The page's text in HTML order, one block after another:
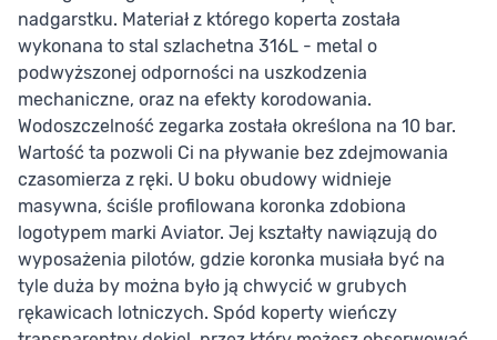
nadgarstku. Materiał z którego koperta została
wykonana to stal szlachetna 316L - metal o
podwyższonej odporności na uszkodzenia
mechaniczne, oraz na efekty korodowania.
Wodoszczelność zegarka została określona na 10 bar.
Wartość ta pozwoli Ci na pływanie bez zdejmowania
czasomierza z ręki. U boku obudowy widnieje
masywna, ściśle profilowana koronka zdobiona
logotypem marki Aviator. Jej kształty nawiązują do
wyposażenia pilotów, gdzie koronka musiała być na
tyle duża by można było ją chwycić w grubych
rękawicach lotniczych. Spód koperty wieńczy